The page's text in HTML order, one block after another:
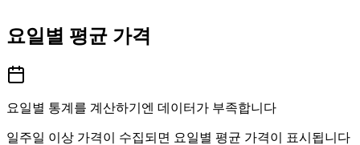
요일별 평균 가격
요일별 통계를 계산하기엔 데이터가 부족합니다
일주일 이상 가격이 수집되면 요일별 평균 가격이 표시됩니다